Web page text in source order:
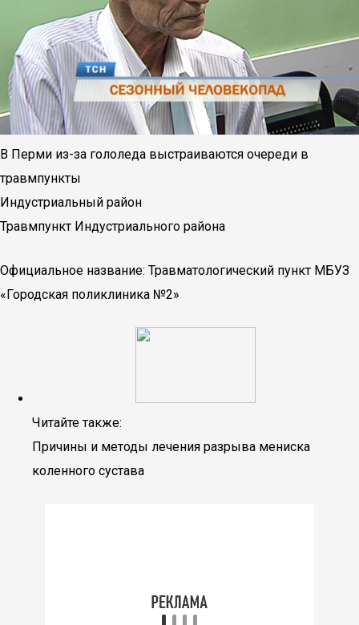
В Перми из-за гололеда выстраиваются очереди в
травмпункты
Индустриальный район
Травмпункт Индустриального района
Официальное название: Травматологический пункт МБУЗ
«Городская поликлиника №2»
Читайте также:
Причины и методы лечения разрыва мениска
коленного сустава